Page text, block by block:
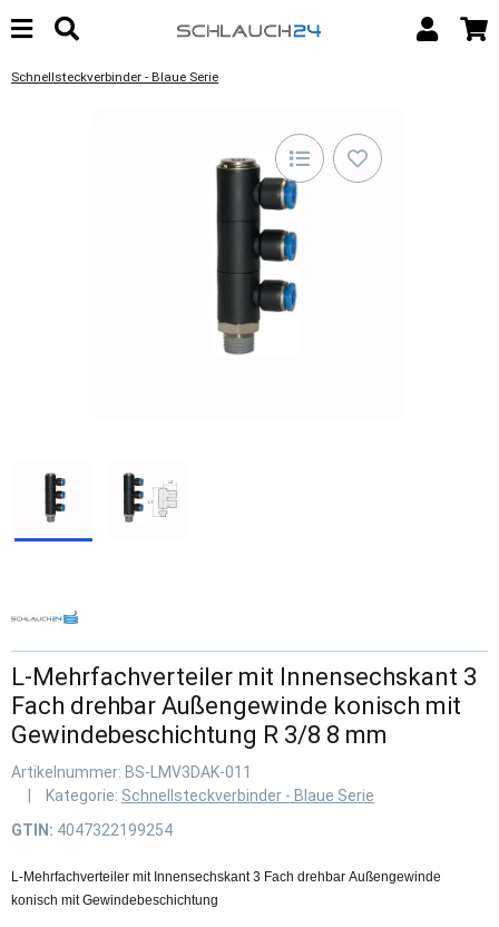
Schnellsteckverbinder - Blaue Serie
L-Mehrfachverteiler mit Innensechskant 3
Fach drehbar Außengewinde konisch mit
Gewindebeschichtung R 3/8 8 mm
Artikelnummer: BS-LMV3DAK-011
Kategorie: Schnellsteckverbinder - Blaue Serie
GTIN: 4047322199254
L-Mehrfachverteiler mit Innensechskant 3 Fach drehbar Außengewinde
konisch mit Gewindebeschichtung